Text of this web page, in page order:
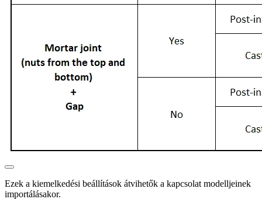
Ezek a kiemelkedési beállítások átvihetők a kapcsolat modelljeinek
importálásakor.